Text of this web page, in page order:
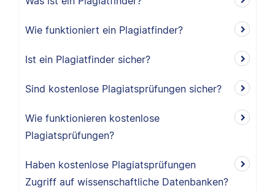
Wie funktioniert ein Plagiatfinder?
Ist ein Plagiatfinder sicher?
Sind kostenlose Plagiatsprüfungen sicher?
Wie funktionieren kostenlose
Plagiatsprüfungen?
Haben kostenlose Plagiatsprüfungen
Zugriff auf wissenschaftliche Datenbanken?